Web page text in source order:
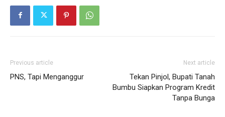
Previous article
PNS, Tapi Menganggur
Next article
Tekan Pinjol, Bupati Tanah
Bumbu Siapkan Program Kredit
Tanpa Bunga